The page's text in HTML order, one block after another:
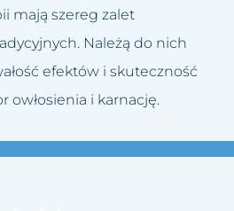
mają szereg zalet
Należą do nich
efektów i skuteczność
owłosienia i karnację.